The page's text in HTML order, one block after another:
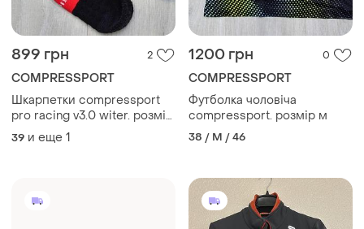
899 грн 2
COMPRESSPORT
Шкарпетки compressport
pro racing v3.0 witer. розмір
39-41
39 и еще 1
1200 грн 0
COMPRESSPORT
Футболка чоловіча
compressport. розмір м
38 / M / 46